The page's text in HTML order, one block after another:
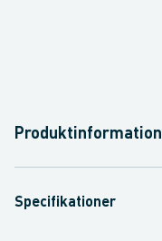
Produktinformation
Specifikationer